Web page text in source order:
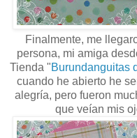
Finalmente, me
persona, mi amiga
Tienda "Burundanguitas
cuando he abierto he
alegría, pero fueron
que veían mis